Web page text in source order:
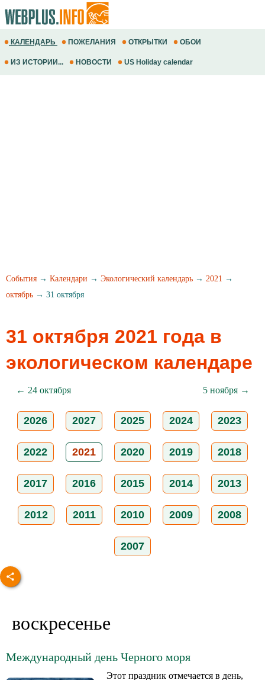
КАЛЕНДАРЬ ПОЖЕЛАНИЯ ОТКРЫТКИ ОБОИ
ИЗ ИСТОРИИ... НОВОСТИ US Holiday calendar
События → Календари → Экологический календарь → 2021 →
октябрь → 31 октября
31 октября 2021 года в
экологическом календаре
← 24 октября 5 ноября →
2026 2027 2025 2024 2023
2022 2021 2020 2019 2018
2017 2016 2015 2014 2013
2012 2011 2010 2009 2008
2007
воскресенье
Международный день Черного моря
Этот праздник отмечается в день,